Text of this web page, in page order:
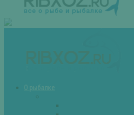
О рыбалке